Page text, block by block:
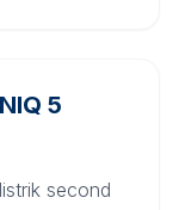
5
second